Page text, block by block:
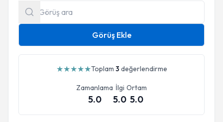
Görüş Ekle
★★★★★Toplam 3 değerlendirme
Zamanlama
5.0
İlgi
5.0
Ortam
5.0